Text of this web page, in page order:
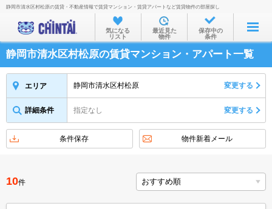
お部屋を探す
沿線・駅から
住所から
家賃相場から
物件特集から
不動産会社から
TOP
静岡市清水区村松原の賃貸・不動産情報で賃貸マンション・賃貸アパートなど賃貸物件の部屋探し
気になる
リスト
最近見た
物件
保存中の
条件
静岡市清水区村松原の賃貸マンション・アパート一覧
エリア 静岡市清水区村松原 変更する
詳細条件 指定なし 変更する
条件保存 物件新着メール
10件